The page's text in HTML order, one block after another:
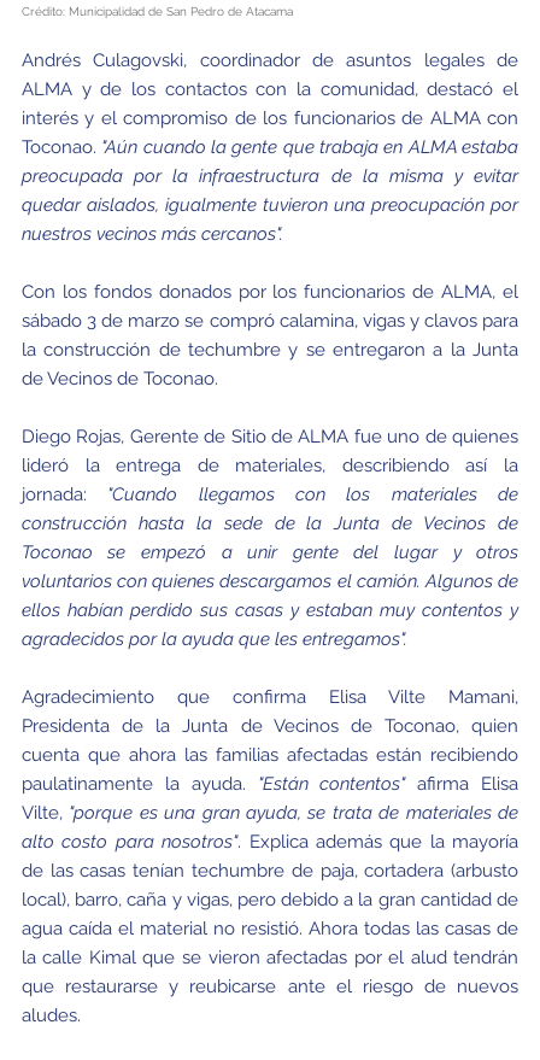
Crédito: Municipalidad de San Pedro de Atacama
Andrés Culagovski, coordinador de asuntos legales de
ALMA y de los contactos con la comunidad, destacó el
interés y el compromiso de los funcionarios de ALMA con
Toconao. "Aún cuando la gente que trabaja en ALMA estaba
preocupada por la infraestructura de la misma y evitar
quedar aislados, igualmente tuvieron una preocupación por
nuestros vecinos más cercanos".
Con los fondos donados por los funcionarios de ALMA, el
sábado 3 de marzo se compró calamina, vigas y clavos para
la construcción de techumbre y se entregaron a la Junta
de Vecinos de Toconao.
Diego Rojas, Gerente de Sitio de ALMA fue uno de quienes
lideró la entrega de materiales, describiendo así la
jornada: "Cuando llegamos con los materiales de
construcción hasta la sede de la Junta de Vecinos de
Toconao se empezó a unir gente del lugar y otros
voluntarios con quienes descargamos el camión. Algunos de
ellos habían perdido sus casas y estaban muy contentos y
agradecidos por la ayuda que les entregamos".
Agradecimiento que confirma Elisa Vilte Mamani,
Presidenta de la Junta de Vecinos de Toconao, quien
cuenta que ahora las familias afectadas están recibiendo
paulatinamente la ayuda. "Están contentos"afirma Elisa
Vilte, "porque es una gran ayuda, se trata de materiales de
alto costo para nosotros". Explica además que la mayoría
de las casas tenían techumbre de paja, cortadera (arbusto
local), barro, caña y vigas, pero debido a la gran cantidad de
agua caída el material no resistió. Ahora todas las casas de
la calle Kimal que se vieron afectadas por el alud tendrán
que restaurarse y reubicarse ante el riesgo de nuevos
aludes.